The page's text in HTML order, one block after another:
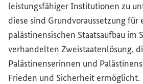
leistungsfähiger Institutionen zu
diese sind Grundvoraussetzung für
palästinensischen Staatsaufbau im
verhandelten Zweistaatenlösung,
Palästinenserinnen und
Frieden und Sicherheit ermöglicht.